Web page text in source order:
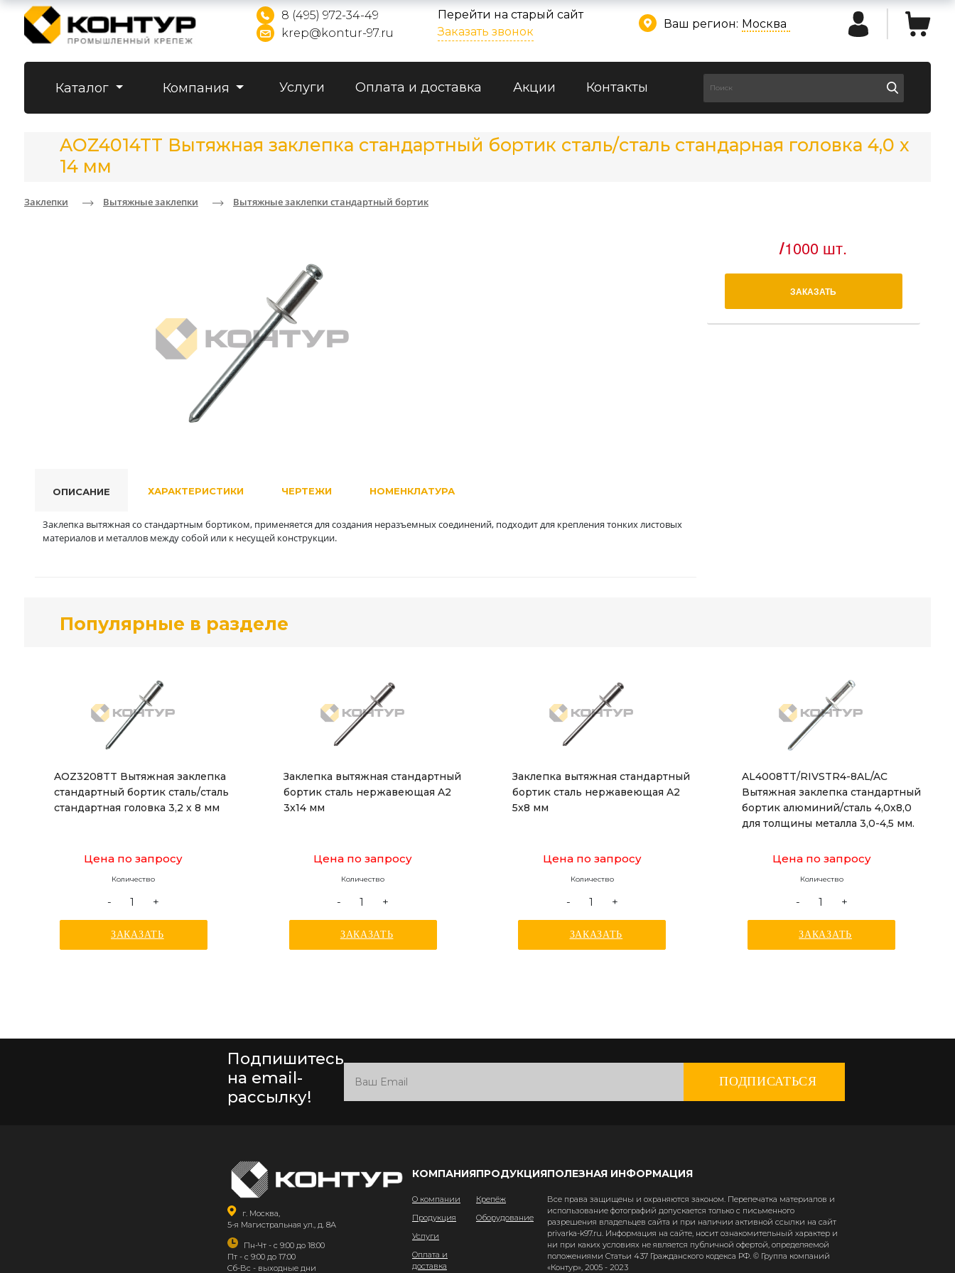
8 (495) 972-34-49
krep@kontur-97.ru
Перейти на старый сайт
Заказать звонок
Ваш регион: Москва
Каталог Компания Услуги Оплата и доставка Акции Контакты
AOZ4014TT Вытяжная заклепка стандартный бортик сталь/сталь стандарная головка 4,0 х
14 мм
Заклепки Вытяжные заклепки Вытяжные заклепки стандартный бортик
/1000 шт.
ЗАКАЗАТЬ
ОПИСАНИЕ
Заклепка вытяжная со стандартным бортиком, применяется для создания неразъемных соединений, подходит для крепления тонких листовых
материалов и металлов между собой или к несущей конструкции.
ХАРАКТЕРИСТИКИ ЧЕРТЕЖИ НОМЕНКЛАТУРА
Популярные в разделе
AOZ3208TT Вытяжная заклепка
стандартный бортик сталь/сталь
стандартная головка 3,2 х 8 мм
Цена по запросу
Количество
- +
ЗАКАЗАТЬ
Заклепка вытяжная стандартный
бортик сталь нержавеющая A2
3x14 мм
Цена по запросу
Количество
- +
ЗАКАЗАТЬ
Заклепка вытяжная стандартный
бортик сталь нержавеющая A2
5x8 мм
Цена по запросу
Количество
- +
ЗАКАЗАТЬ
AL4008TT/RIVSTR4-8AL/AC
Вытяжная заклепка стандартный
бортик алюминий/сталь 4,0х8,0
для толщины металла 3,0-4,5 мм.
Цена по запросу
Количество
- +
ЗАКАЗАТЬ
Подпишитесь
на email-
рассылку!
ПОДПИСАТЬСЯ
г. Москва,
5-я Магистральная ул., д. 8А
Пн-Чт - с 9:00 до 18:00
Пт - с 9:00 до 17:00
Сб-Вс - выходные дни
КОМПАНИЯ
О компании
Продукция
Услуги
Оплата и
доставка
ПРОДУКЦИЯ
Крепёж
Оборудование
ПОЛЕЗНАЯ ИНФОРМАЦИЯ
Все права защищены и охраняются законом. Перепечатка материалов и
использование фотографий допускается только с письменного
разрешения владельцев сайта и при наличии активной ссылки на сайт
privarka-k97.ru. Информация на сайте, носит ознакомительный характер и
ни при каких условиях не является публичной офертой, определяемой
положениями Статьи 437 Гражданского кодекса РФ. © Группа компаний
«Контур», 2005 - 2023